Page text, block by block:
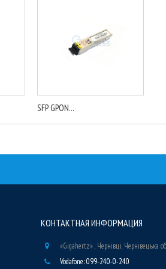
SFP GPON...
КОНТАКТНАЯ ИНФОРМАЦИЯ
«Gigahertz» , Чернівці, Чернівецька
Vodafone: 099-240-0-240